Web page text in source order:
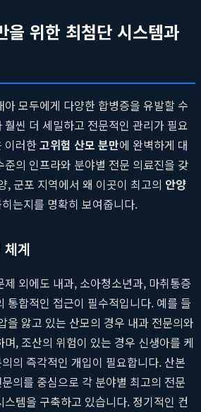
을 위한 최첨단 시스템과
모두에게 다양한 합병증을 유발할 수
씬 더 세밀하고 전문적인 관리가 필요
이러한고위험 산모 분만에 완벽하게 대
의 인프라와 분야별 전문 의료진을 갖
, 군포 지역에서 왜 이곳이 최고의 안양
는지를 명확히 보여줍니다.
계
외에도 내과, 소아청소년과, 마취통증
통합적인 접근이 필수적입니다. 예를 들
을 앓고 있는 산모의 경우 내과 전문의와
, 조산의 위험이 있는 경우 신생아를 케
의 즉각적인 개입이 필요합니다. 산본
의를 중심으로 각 분야별 최고의 전문
템을 구축하고 있습니다. 정기적인 컨